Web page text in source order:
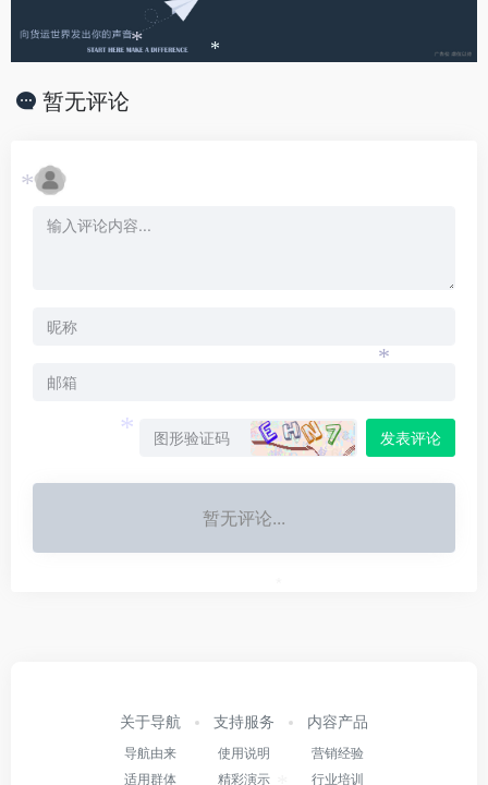
暂无评论
发表评论
暂无评论...
关于导航
导航由来
适用群体
支持服务
使用说明
精彩演示
内容产品
营销经验
行业培训
* *